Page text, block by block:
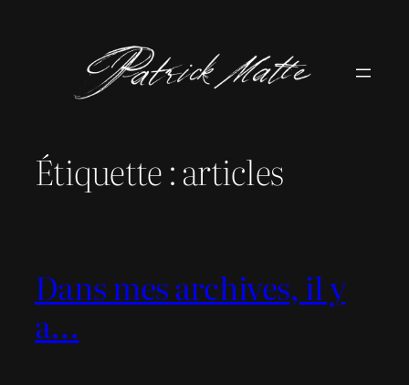
Étiquette :articles
Dans mes archives, il y
a…